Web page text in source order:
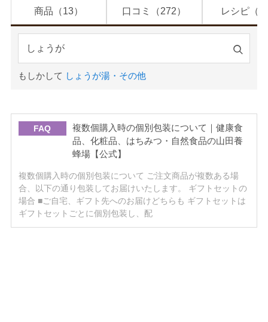
商品（13） 口コミ（272） レシピ（
もしかして しょうが湯・その他
FAQ
複数個購入時の個別包装について｜健康食
品、化粧品、はちみつ・自然食品の山田養
蜂場【公式】
複数個購入時の個別包装について ご注文商品が複数ある場
合、以下の通り包装してお届けいたします。 ギフトセットの
場合 ■ご自宅、ギフト先へのお届けどちらも ギフトセットは
ギフトセットごとに個別包装し、配